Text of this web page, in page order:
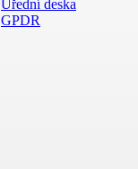
Úřední deska
GPDR